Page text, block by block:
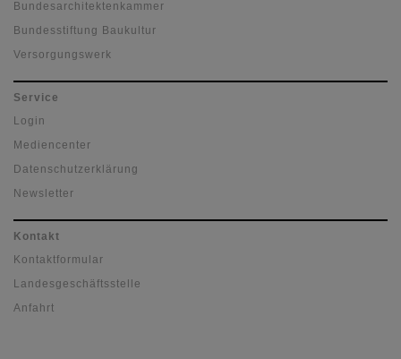
Bundesarchitektenkammer
Bundesstiftung Baukultur
Versorgungswerk
Service
Login
Mediencenter
Datenschutzerklärung
Newsletter
Kontakt
Kontaktformular
Landesgeschäftsstelle
Anfahrt